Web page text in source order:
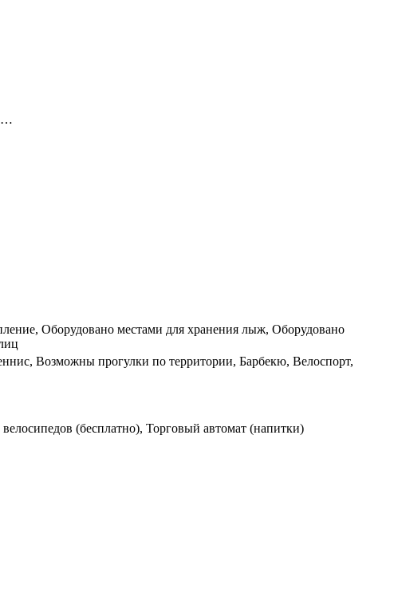
Оборудовано местами для хранения лыж, Оборудовано
Возможны прогулки по территории, Барбекю, Велоспорт,
(бесплатно), Торговый автомат (напитки)